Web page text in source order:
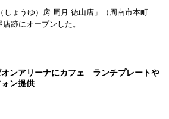
しょうゆ）房 周月 徳山店」（周南市本町
跡にオープンした。
オンアリーナにカフェ ランチプレートや
ン提供